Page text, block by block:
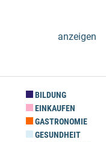
anzeigen
BILDUNG
EINKAUFEN
GASTRONOMIE
GESUNDHEIT